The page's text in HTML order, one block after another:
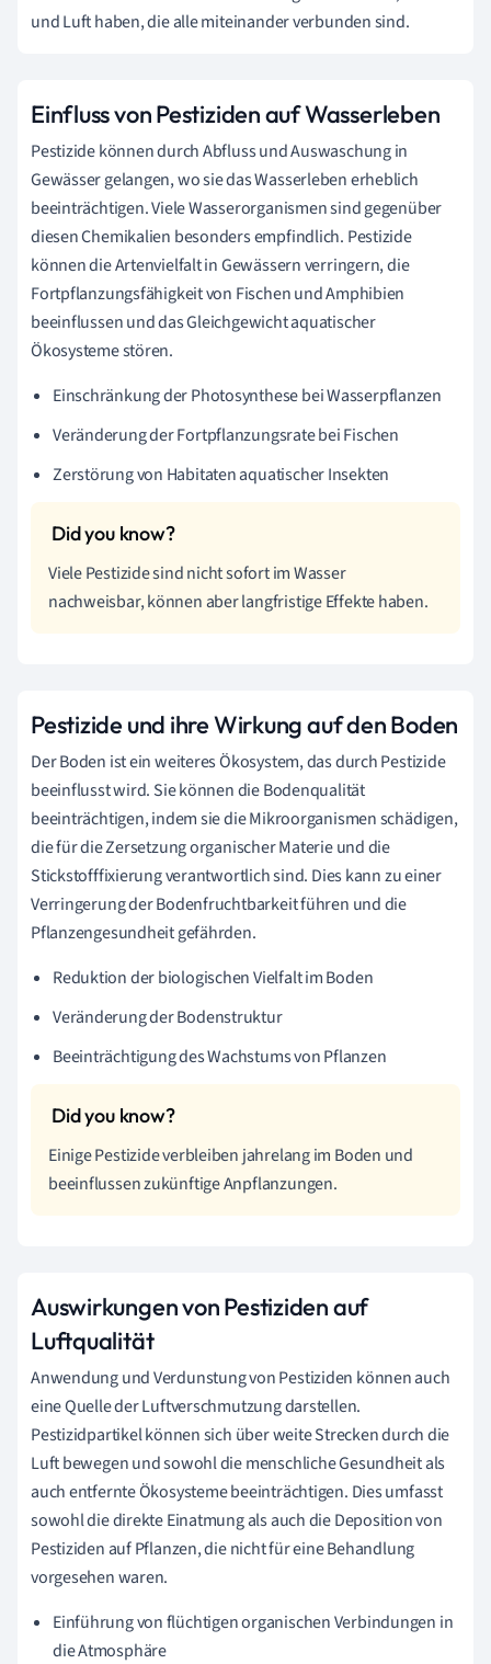
und Luft haben, die alle miteinander verbunden sind.
Einfluss von Pestiziden auf Wasserleben
Pestizide können durch Abfluss und Auswaschung in
Gewässer gelangen, wo sie das Wasserleben erheblich
beeinträchtigen. Viele Wasserorganismen sind gegenüber
diesen Chemikalien besonders empfindlich. Pestizide
können die Artenvielfalt in Gewässern verringern, die
Fortpflanzungsfähigkeit von Fischen und Amphibien
beeinflussen und das Gleichgewicht aquatischer
Ökosysteme stören.
Einschränkung der Photosynthese bei Wasserpflanzen
Veränderung der Fortpflanzungsrate bei Fischen
Zerstörung von Habitaten aquatischer Insekten
Viele Pestizide sind nicht sofort im Wasser
nachweisbar, können aber langfristige Effekte haben.
Pestizide und ihre Wirkung auf den Boden
Der Boden ist ein weiteres Ökosystem, das durch Pestizide
beeinflusst wird. Sie können die Bodenqualität
beeinträchtigen, indem sie die Mikroorganismen schädigen,
die für die Zersetzung organischer Materie und die
Stickstofffixierung verantwortlich sind. Dies kann zu einer
Verringerung der Bodenfruchtbarkeit führen und die
Pflanzengesundheit gefährden.
Reduktion der biologischen Vielfalt im Boden
Veränderung der Bodenstruktur
Beeinträchtigung des Wachstums von Pflanzen
Einige Pestizide verbleiben jahrelang im Boden und
beeinflussen zukünftige Anpflanzungen.
Auswirkungen von Pestiziden auf
Luftqualität
Anwendung und Verdunstung von Pestiziden können auch
eine Quelle der Luftverschmutzung darstellen.
Pestizidpartikel können sich über weite Strecken durch die
Luft bewegen und sowohl die menschliche Gesundheit als
auch entfernte Ökosysteme beeinträchtigen. Dies umfasst
sowohl die direkte Einatmung als auch die Deposition von
Pestiziden auf Pflanzen, die nicht für eine Behandlung
vorgesehen waren.
Einführung von flüchtigen organischen Verbindungen in
die Atmosphäre